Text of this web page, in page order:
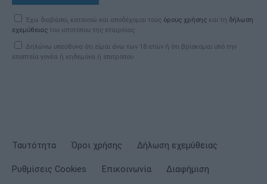
Έχω διαβάσει, κατανοώ και αποδέχομαι τους όρους χρήσης και τη δήλωση
εχεμύθειας του ιστοτόπου της εταιρείας
Δηλώνω υπεύθυνα ότι είμαι άνω των 18 ετών ή ότι βρίσκομαι υπό την
εποπτεία γονέα ή κηδεμόνα ή επιτρόπου
Ταυτότητα Όροι χρήσης Δήλωση εχεμύθειας
Ρυθμίσεις Cookies Επικοινωνία Διαφήμιση